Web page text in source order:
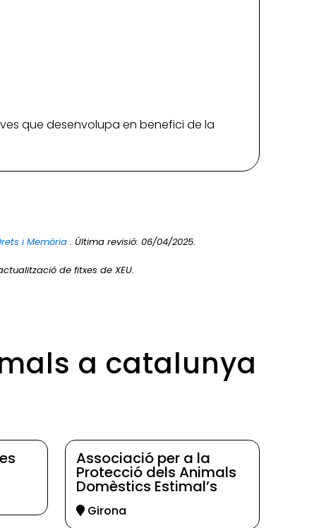
que desenvolupa en benefici de la
i Memòria . Última revisió: 06/04/2025.
de fitxes de XEU.
a catalunya
Associació per a la
Protecció dels Animals
Domèstics Estimal’s
Girona